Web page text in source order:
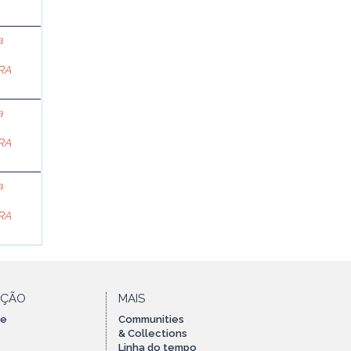
MAIS
Communities
& Collections
Linha do tempo